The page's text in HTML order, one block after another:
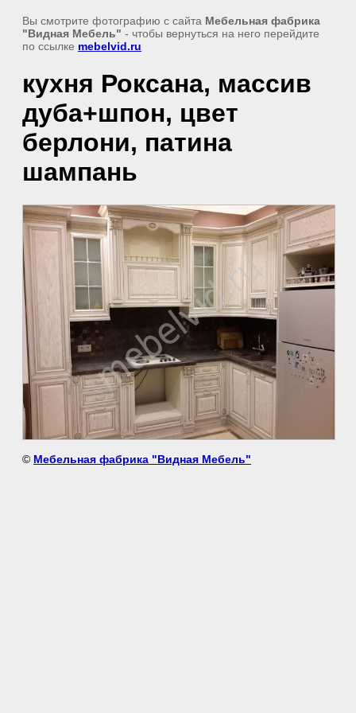
Вы смотрите фотографию с сайта Мебельная фабрика
"Видная Мебель" - чтобы вернуться на него перейдите
по ссылке mebelvid.ru
кухня Роксана, массив
дуба+шпон, цвет
берлони, патина
шампань
© Мебельная фабрика "Видная Мебель"